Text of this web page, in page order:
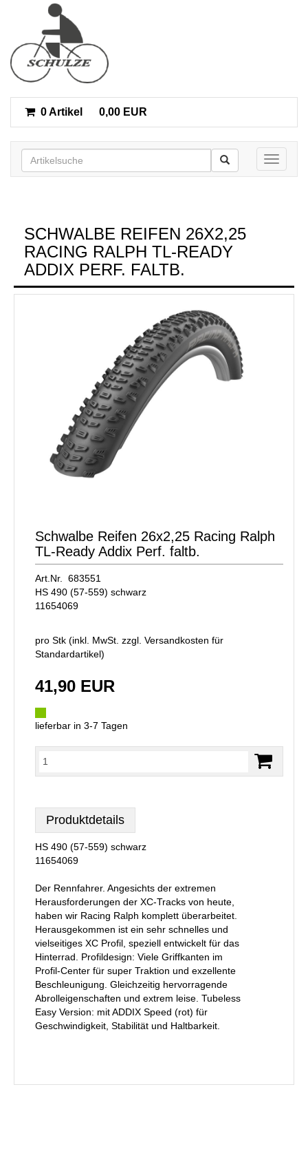
0 Artikel 0,00 EUR
Toggle
SCHWALBE REIFEN 26X2,25
RACING RALPH TL-READY
ADDIX PERF. FALTB.
Schwalbe Reifen 26x2,25 Racing Ralph
TL-Ready Addix Perf. faltb.
Art.Nr. 683551
HS 490 (57-559) schwarz
11654069
pro Stk (inkl. MwSt. zzgl. Versandkosten für
Standardartikel)
41,90 EUR
lieferbar in 3-7 Tagen
Produktdetails
HS 490 (57-559) schwarz
11654069
Der Rennfahrer. Angesichts der extremen
Herausforderungen der XC-Tracks von heute,
haben wir Racing Ralph komplett überarbeitet.
Herausgekommen ist ein sehr schnelles und
vielseitiges XC Profil, speziell entwickelt für das
Hinterrad. Profildesign: Viele Griffkanten im
Profil-Center für super Traktion und exzellente
Beschleunigung. Gleichzeitig hervorragende
Abrolleigenschaften und extrem leise. Tubeless
Easy Version: mit ADDIX Speed (rot) für
Geschwindigkeit, Stabilität und Haltbarkeit.